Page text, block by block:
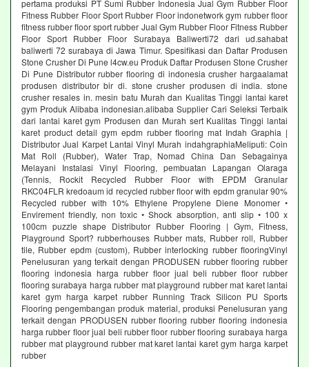
pertama produksi PT Sumi Rubber Indonesia Jual Gym Rubber Floor
Fitness Rubber Floor Sport Rubber Floor indonetwork gym rubber floor
fitness rubber floor sport rubber Jual Gym Rubber Floor Fitness Rubber
Floor Sport Rubber Floor Surabaya Baliwerti72 dari ud.sahabat
baliwerti 72 surabaya di Jawa Timur. Spesifikasi dan Daftar Produsen
Stone Crusher Di Pune l4cw.eu Produk Daftar Produsen Stone Crusher
Di Pune Distributor rubber flooring di indonesia crusher hargaalamat
produsen distributor bir di. stone crusher produsen di india. stone
crusher resales in. mesin batu Murah dan Kualitas Tinggi lantai karet
gym Produk Alibaba indonesian.alibaba Supplier Cari Seleksi Terbaik
dari lantai karet gym Produsen dan Murah sert Kualitas Tinggi lantai
karet product detail gym epdm rubber flooring mat Indah Graphia |
Distributor Jual Karpet Lantai Vinyl Murah indahgraphiaMeliputi: Coin
Mat Roll (Rubber), Water Trap, Nomad China Dan Sebagainya
Melayani Instalasi Vinyl Flooring, pembuatan Lapangan Olaraga
(Tennis, Rockit Recycled Rubber Floor with EPDM Granular
RKC04FLR kredoaum id recycled rubber floor with epdm granular 90%
Recycled rubber with 10% Ethylene Propylene Diene Monomer •
Envirement friendly, non toxic • Shock absorption, anti slip • 100 x
100cm puzzle shape Distributor Rubber Flooring | Gym, Fitness,
Playground Sport? rubberhouses Rubber mats, Rubber roll, Rubber
tile, Rubber epdm (custom), Rubber interlocking rubber flooringVinyl
Penelusuran yang terkait dengan PRODUSEN rubber flooring rubber
flooring indonesia harga rubber floor jual beli rubber floor rubber
flooring surabaya harga rubber mat playground rubber mat karet lantai
karet gym harga karpet rubber Running Track Silicon PU Sports
Flooring pengembangan produk material, produksi Penelusuran yang
terkait dengan PRODUSEN rubber flooring rubber flooring indonesia
harga rubber floor jual beli rubber floor rubber flooring surabaya harga
rubber mat playground rubber mat karet lantai karet gym harga karpet
rubber